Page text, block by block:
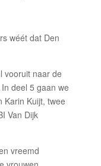
vooruit naar de
deel 5 gaan we
Karin Kuijt, twee
Van Dijk
vreemd